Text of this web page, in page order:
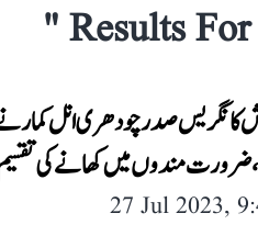
Results
"
کانگریس صدر چودھری انل کمار
ضرورت مندوں میں کھانے کی
27 Jul 2023,